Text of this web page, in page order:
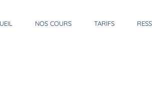
NOS COURS TARIFS